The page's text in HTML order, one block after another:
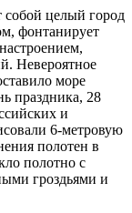
собой целый город
фонтанирует
Невероятное
море
праздника, 28
и
6-метровую
полотен в
полотно с
гроздьями и